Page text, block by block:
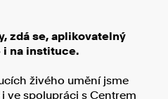
zdá se, aplikovatelný
i na instituce.
živého umění jsme
ve spolupráci s Centrem